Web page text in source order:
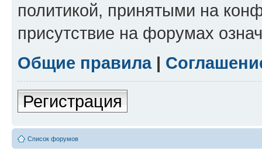
политикой, принятыми на
присутствие на форумах
Общие правила|
Регистрация
Список форумов